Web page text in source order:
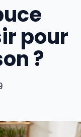
pour
?